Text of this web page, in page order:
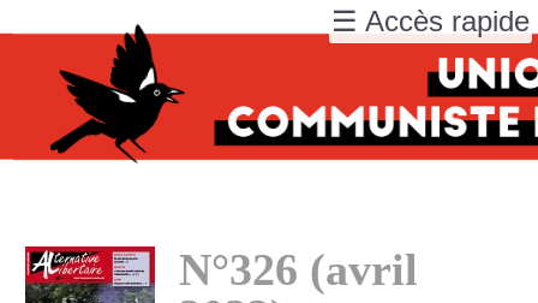
N°326 (avril
☰ Accès rapide